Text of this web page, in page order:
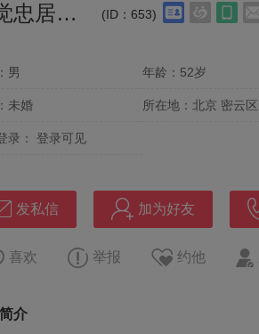
释觉忠居士521 (ID：653)
男 年龄：52岁
未婚 所在地：北京 密云区
录： 登录可见
发私信 加为好友
喜欢 举报 约他
介